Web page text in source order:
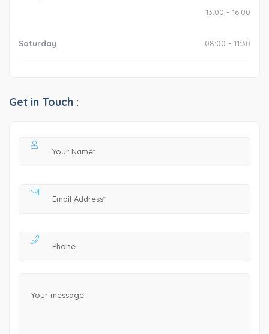
13:00 - 16:00
Saturday 08:00 - 11:30
Get in Touch :